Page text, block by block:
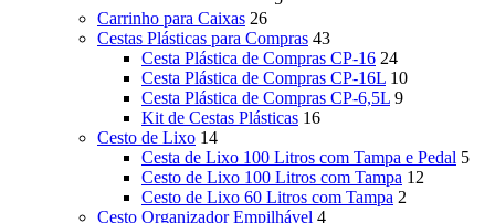
Carrinho para Caixas 26
Cestas Plásticas para Compras 43
Cesta Plástica de Compras CP-16 24
Cesta Plástica de Compras CP-16L 10
Cesta Plástica de Compras CP-6,5L 9
Kit de Cestas Plásticas 16
Cesto de Lixo 14
Cesta de Lixo 100 Litros com Tampa e Pedal 5
Cesto de Lixo 100 Litros com Tampa 12
Cesto de Lixo 60 Litros com Tampa 2
Cesto Organizador Empilhável 4